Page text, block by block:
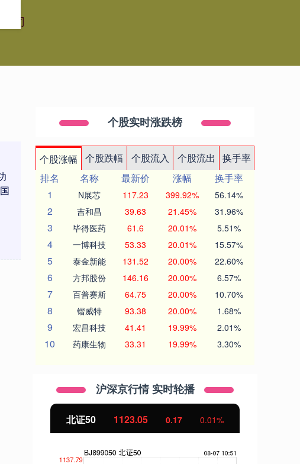
公司
个股实时涨跌榜
个股涨幅 个股跌幅 个股流入 个股流出
换手率
排名
名称 最新价 涨幅
换手率
1
N展芯 117.23 399.92% 56.14%
2 吉和昌 39.63 21.45% 31.96%
3 毕得医药 61.6 20.01% 5.51%
4 一博科技 53.33 20.01% 15.57%
5 泰金新能 131.52 20.00% 22.60%
6 方邦股份 146.16 20.00% 6.57%
7 百普赛斯 64.75 20.00% 10.70%
8 锴威特 93.38 20.00% 1.68%
9 宏昌科技 41.41 19.99% 2.01%
10 药康生物 33.31 19.99% 3.30%
沪深京行情 实时轮播
北证50 1123.05 0.17 0.01%